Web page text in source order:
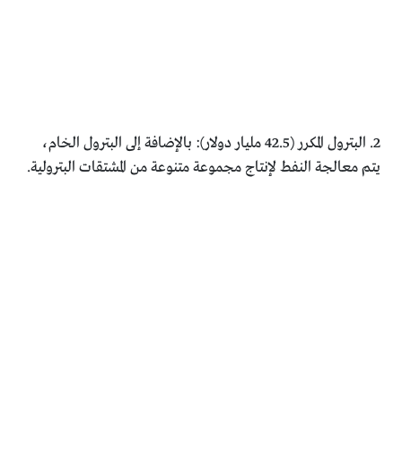
2. البترول المكرر (42.5 مليار دولار): بالإضافة إلى البترول الخام،
يتم معالجة النفط لإنتاج مجموعة متنوعة من المشتقات البترولية.